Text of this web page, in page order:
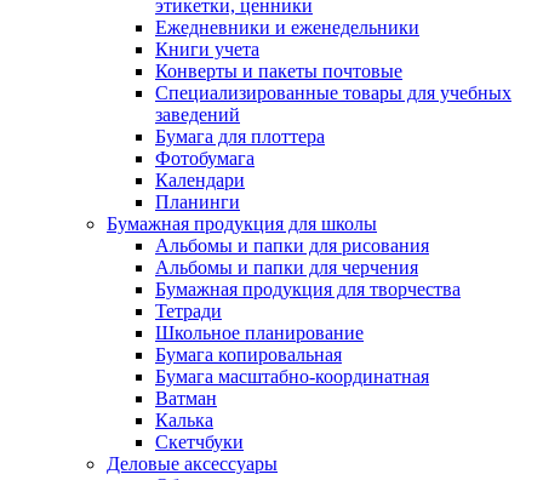
этикетки, ценники
Ежедневники и еженедельники
Книги учета
Конверты и пакеты почтовые
Специализированные товары для учебных
заведений
Бумага для плоттера
Фотобумага
Календари
Планинги
Бумажная продукция для школы
Альбомы и папки для рисования
Альбомы и папки для черчения
Бумажная продукция для творчества
Тетради
Школьное планирование
Бумага копировальная
Бумага масштабно-координатная
Ватман
Калька
Скетчбуки
Деловые аксессуары